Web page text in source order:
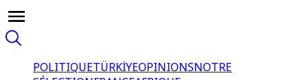
POLITIQUETÜRKİYEOPINIONSNOTRE